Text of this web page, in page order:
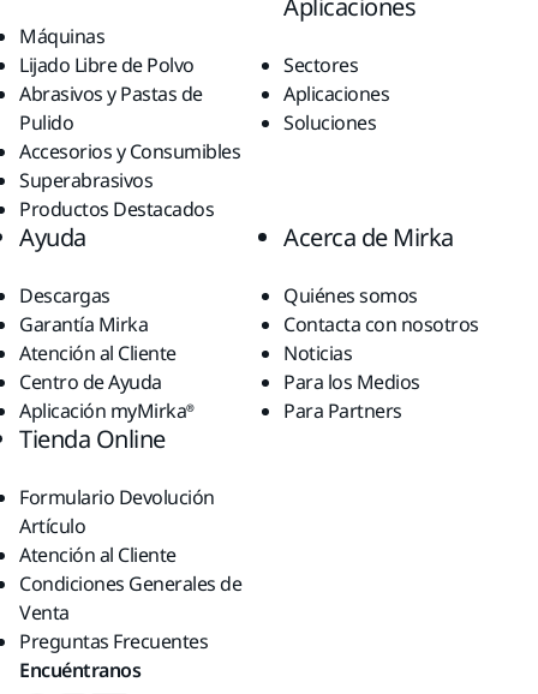
Máquinas
Lijado Libre de Polvo
Abrasivos y Pastas de
Pulido
Accesorios y Consumibles
Superabrasivos
Productos Destacados
Aplicaciones
Sectores
Aplicaciones
Soluciones
Ayuda
Descargas
Garantía Mirka
Atención al Cliente
Centro de Ayuda
Aplicación myMirka®
Acerca de Mirka
Quiénes somos
Contacta con nosotros
Noticias
Para los Medios
Para Partners
Tienda Online
Formulario Devolución
Artículo
Atención al Cliente
Condiciones Generales de
Venta
Preguntas Frecuentes
Encuéntranos